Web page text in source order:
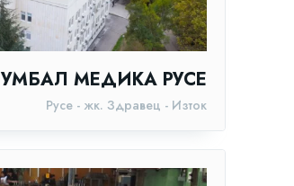
УМБАЛ МЕДИКА РУСЕ
Русе - жк. Здравец - Изток